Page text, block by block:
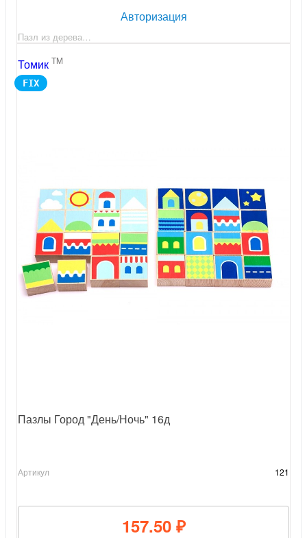
Авторизация
Пазл из дерева…
Томик TM
FIX
Пазлы Город "День/Ночь" 16д
Артикул 121
157.50 ₽